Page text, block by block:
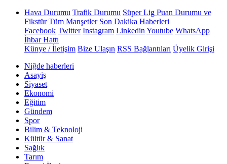
Hava Durumu Trafik Durumu Süper Lig Puan Durumu ve
Fikstür Tüm Manşetler Son Dakika Haberleri
Facebook Twitter Instagram Linkedin Youtube WhatsApp
İhbar Hattı
Künye / İletişim Bize Ulaşın RSS Bağlantıları Üyelik Girişi
Niğde haberleri
Asayiş
Siyaset
Ekonomi
Eğitim
Gündem
Spor
Bilim & Teknoloji
Kültür & Sanat
Sağlık
Tarım